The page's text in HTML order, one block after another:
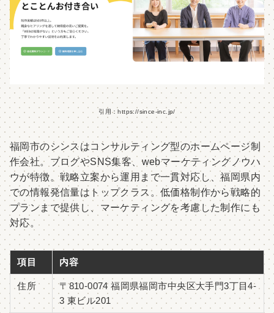
引用：https://since-inc.jp/
福岡市のシンスはコンサルティング型のホームページ制
作会社。ブログやSNS集客、webマーケティングノウハ
ウが特徴。戦略立案から運用まで一貫対応し、福岡県内
での情報発信量はトップクラス。低価格制作から戦略的
プランまで提供し、マーケティングを考慮した制作にも
対応。
項目 内容
住所
〒810-0074 福岡県福岡市中央区⼤⼿⾨3丁⽬4-
3 東ビル201